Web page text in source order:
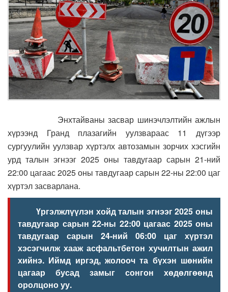
Энхтайваны засвар шинэчлэлтийн ажлын
хүрээнд Гранд плазагийн уулзвараас 11 дүгээр
сургуулийн уулзвар хүртэлх автозамын зорчих хэсгийн
урд талын эгнээг 2025 оны тавдугаар сарын 21-ний
22:00 цагаас 2025 оны тавдугаар сарын 22-ны 22:00 цаг
хүртэл засварлана.
Үргэлжлүүлэн хойд талын эгнээг 2025 оны
тавдугаар сарын 22-ны 22:00 цагаас 2025 оны
тавдугаар сарын 24-ний 06:00 цаг хүртэл
хэсэгчилж хааж асфальтбетон хучилтын ажил
хийнэ. Иймд иргэд, жолооч та бүхэн шөнийн
цагаар бусад замыг сонгон хөдөлгөөнд
оролцоно уу.